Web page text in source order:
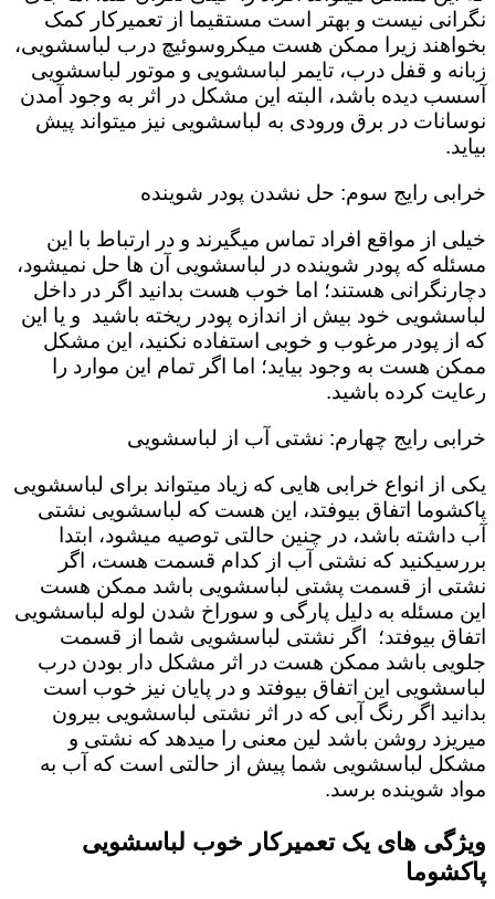
نگرانی نیست و بهتر است مستقیما از تعمیرکار کمک
بخواهند زیرا ممکن هست میکروسوئیچ درب لباسشویی،
زبانه و قفل درب، تایمر لباسشویی و موتور لباسشویی
آسسب دیده باشد، البته این مشکل در اثر به وجود آمدن
نوسانات در برق ورودی به لباسشویی نیز میتواند پیش
بیاید.
خرابی رایج سوم: حل نشدن پودر شوینده
خیلی از مواقع افراد تماس میگیرند و در ارتباط با این
مسئله که پودر شوینده در لباسشویی آن ها حل نمیشود،
دچارنگرانی هستند؛ اما خوب هست بدانید اگر در داخل
لباسشویی خود بیش از اندازه پودر ریخته باشید و یا این
که از پودر مرغوب و خوبی استفاده نکنید، این مشکل
ممکن هست به وجود بیاید؛ اما اگر تمام این موارد را
رعایت کرده باشید.
خرابی رایج چهارم: نشتی آب از لباسشویی
یکی از انواع خرابی هایی که زیاد میتواند برای لباسشویی
پاکشوما اتفاق بیوفتد، این هست که لباسشویی نشتی
آب داشته باشد، در چنین حالتی توصیه میشود، ابتدا
بررسیکنید که نشتی آب از کدام قسمت هست، اگر
نشتی از قسمت پشتی لباسشویی باشد ممکن هست
این مسئله به دلیل پارگی و سوراخ شدن لوله لباسشویی
اتفاق بیوفتد؛ اگر نشتی لباسشویی شما از قسمت
جلویی باشد ممکن هست در اثر مشکل دار بودن درب
لباسشویی این اتفاق بیوفتد و در پایان نیز خوب است
بدانید اگر رنگ آبی که در اثر نشتی لباسشویی بیرون
میریزد روشن باشد لین معنی را میدهد که نشتی و
مشکل لباسشویی شما پیش از حالتی است که آب به
مواد شوینده برسد.
ویژگی های یک تعمیرکار خوب لباسشویی
پاکشوما